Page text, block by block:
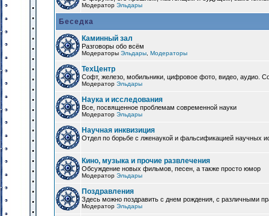
Модератор Эльдары
Беседка
Каминный зал
Разговоры обо всём
Модераторы Эльдары Модераторы
ТехЦентр
Софт, железо, мобильники, цифровое фото, видео, аудио.
Модератор Эльдары
Наука и исследования
Все, посвященное проблемам современной науки
Модератор Эльдары
Научная инквизиция
Отдел по борьбе с лженаукой и фальсификацией научных
Кино, музыка и прочие развлечения
Обсуждение новых фильмов, песен, а также просто юмор
Модератор Эльдары
Поздравления
Здесь можно поздравить с днем рождения, с различными
Модератор Эльдары